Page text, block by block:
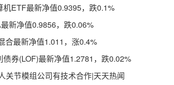
ETF最新净值0.9395，跌0.1%
新净值0.9856，跌0.06%
合最新净值1.011，涨0.4%
券(LOF)最新净值1.2781，跌0.02%
关节模组公司有技术合作|天天热闻